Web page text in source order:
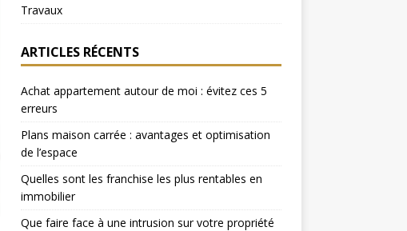
Travaux
ARTICLES RÉCENTS
Achat appartement autour de moi : évitez ces 5
erreurs
Plans maison carrée : avantages et optimisation
de l’espace
Quelles sont les franchise les plus rentables en
immobilier
Que faire face à une intrusion sur votre propriété